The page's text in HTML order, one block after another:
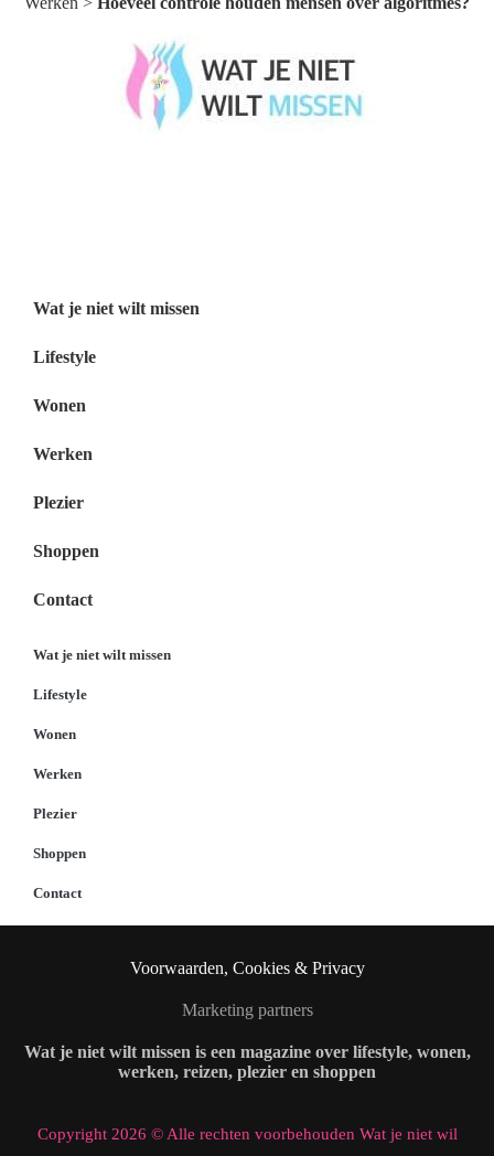
Wat je niet wilt missen
Lifestyle
Wonen
Werken
Plezier
Shoppen
Contact
Wat je niet wilt missen
Lifestyle
Wonen
Werken
Plezier
Shoppen
Contact
Voorwaarden, Cookies & Privacy
Marketing partners
Wat je niet wilt missen is een magazine over lifestyle, wonen,
werken, reizen, plezier en shoppen
Copyright 2026 © Alle rechten voorbehouden Wat je niet wil